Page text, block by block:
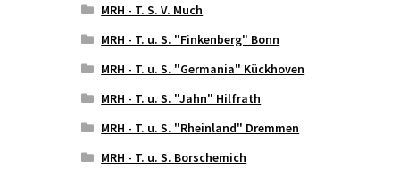
MRH - T. S. V. Much
MRH - T. u. S. "Finkenberg" Bonn
MRH - T. u. S. "Germania" Kückhoven
MRH - T. u. S. "Jahn" Hilfrath
MRH - T. u. S. "Rheinland" Dremmen
MRH - T. u. S. Borschemich